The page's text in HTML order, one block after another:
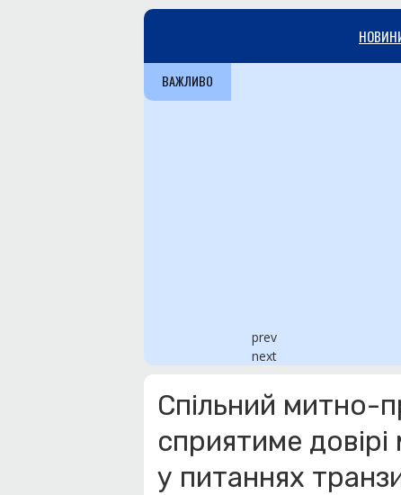
ВАЖЛИВО
prev
next
Спільний митно-
сприятиме
у питаннях